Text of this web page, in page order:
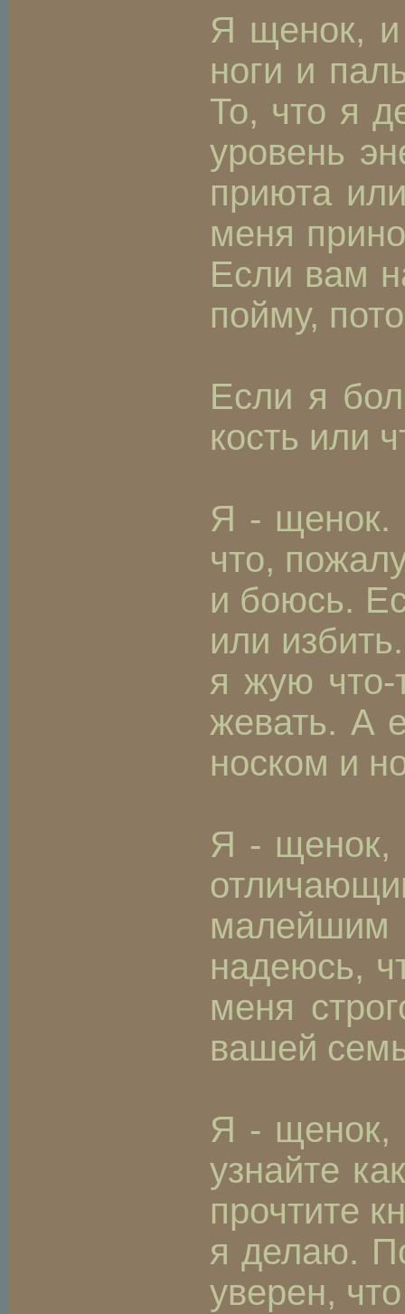
Я щенок, и
ноги и
То, что я
уровень
приюта
меня
Если вам
пойму,
Если я
кость или
Я - щенок.
что,
и боюсь.
или
я жую что-
жевать. А
носком и
Я - щенок,
малейшим
надеюсь,
меня
вашей
Я - щенок,
узнайте
прочтите
я делаю.
уверен,